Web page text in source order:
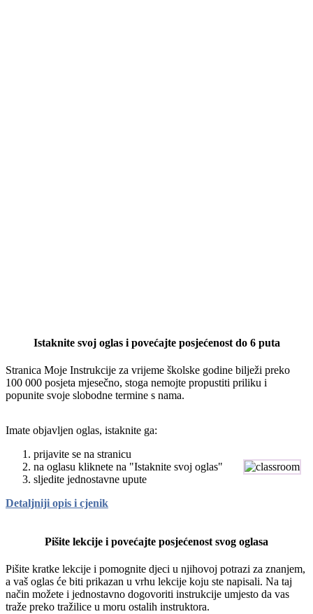
Istaknite svoj oglas i povećajte posjećenost do 6 puta
Stranica Moje Instrukcije za vrijeme školske godine bilježi preko
100 000 posjeta mjesečno, stoga nemojte propustiti priliku i
popunite svoje slobodne termine s nama.
Imate objavljen oglas, istaknite ga:
prijavite se na stranicu
na oglasu kliknete na "Istaknite svoj oglas"
sljedite jednostavne upute
Detaljniji opis i cjenik
Pišite lekcije i povećajte posjećenost svog oglasa
Pišite kratke lekcije i pomognite djeci u njihovoj potrazi za znanjem,
a vaš oglas će biti prikazan u vrhu lekcije koju ste napisali. Na taj
način možete i jednostavno dogovoriti instrukcije umjesto da vas
traže preko tražilice u moru ostalih instruktora.